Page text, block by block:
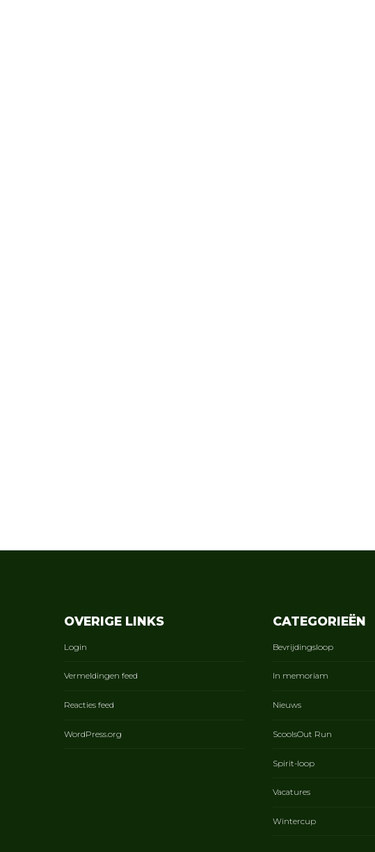
OVERIGE LINKS
Login
Vermeldingen feed
Reacties feed
WordPress.org
CATEGORIEËN
Bevrijdingsloop
In memoriam
Nieuws
ScoolsOut Run
Spirit-loop
Vacatures
Wintercup